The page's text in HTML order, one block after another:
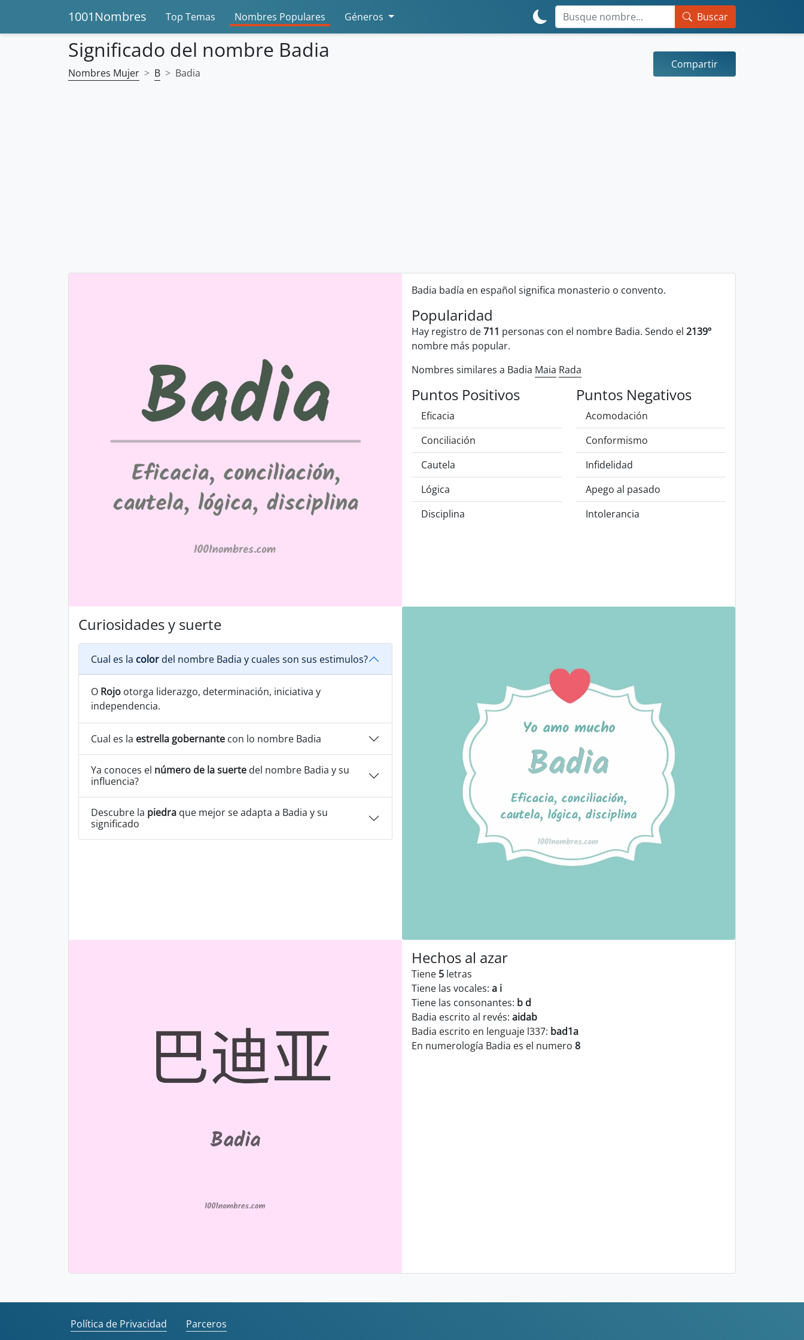
1001Nombres Top Temas Nombres Populares Géneros Buscar
Significado del nombre Badia
Nombres Mujer B Badia
Compartir
Badia badía en español significa monasterio o convento.
Popularidad
Hay registro de711 personas con el nombre Badia. Sendo el 2139º
nombre más popular.
Nombres similares a Badia Maia Rada
Puntos Positivos
Eficacia
Conciliación
Cautela
Lógica
Disciplina
Puntos Negativos
Acomodación
Conformismo
Infidelidad
Apego al pasado
Intolerancia
Curiosidades y suerte
Cual es la color del nombre Badia y cuales son sus estimulos?
O Rojo otorga liderazgo, determinación, iniciativa y
independencia.
Cual es la estrella gobernante con lo nombre Badia
Ya conoces el número de la suerte del nombre Badia y su
influencia?
Descubre la piedra que mejor se adapta a Badia y su
significado
Hechos al azar
Tiene 5 letras
Tiene las vocales: a i
Tiene las consonantes: b d
Badia escrito al revés: aidab
Badia escrito en lenguaje l337: bad1a
En numerología Badia es el numero 8
Política de Privacidad Parceros